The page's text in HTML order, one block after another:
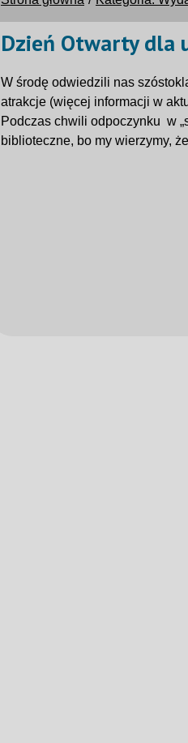
Dzień Otwarty dla
W środę odwiedzili nas
atrakcje (więcej informacji w
Podczas chwili odpoczynku w
biblioteczne, bo my wierzymy,